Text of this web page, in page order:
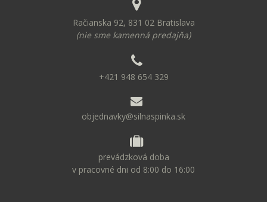
Račianska 92, 831 02 Bratislava
(nie sme kamenná predajňa)
+421 948 654 329
objednavky@silnaspinka.sk
prevádzková doba
v pracovné dni od 8:00 do 16:00